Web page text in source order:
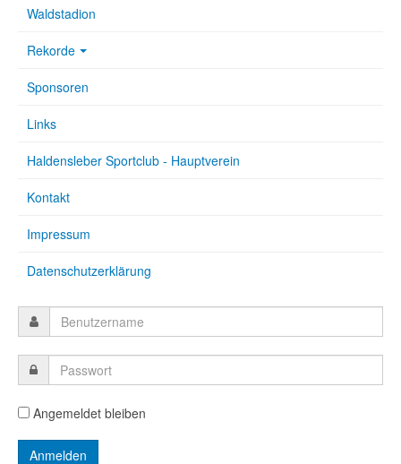
Waldstadion
Rekorde
Sponsoren
Links
Haldensleber Sportclub - Hauptverein
Kontakt
Impressum
Datenschutzerklärung
Angemeldet bleiben